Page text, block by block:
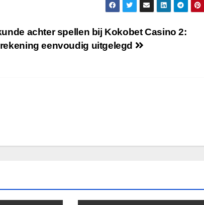
achter spellen bij Kokobet Casino 2:
eenvoudig uitgelegd